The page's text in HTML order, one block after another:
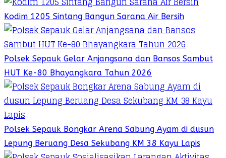
Kodim 1205 Sintang Bangun Sarana Air Bersih
Polsek Sepauk Gelar Anjangsana dan Bansos Sambut
HUT Ke-80 Bhayangkara Tahun 2026
Polsek Sepauk Bongkar Arena Sabung Ayam di dusun
Lepung Beruang Desa Sekubang KM 38 Kayu Lapis